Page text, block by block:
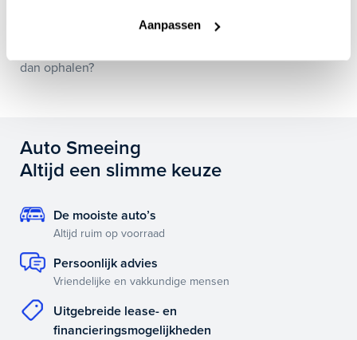
Aanpassen
dan ophalen?
Auto Smeeing
Altijd een slimme keuze
De mooiste auto’s
Altijd ruim op voorraad
Persoonlijk advies
Vriendelijke en vakkundige mensen
Uitgebreide lease- en
financieringsmogelijkheden